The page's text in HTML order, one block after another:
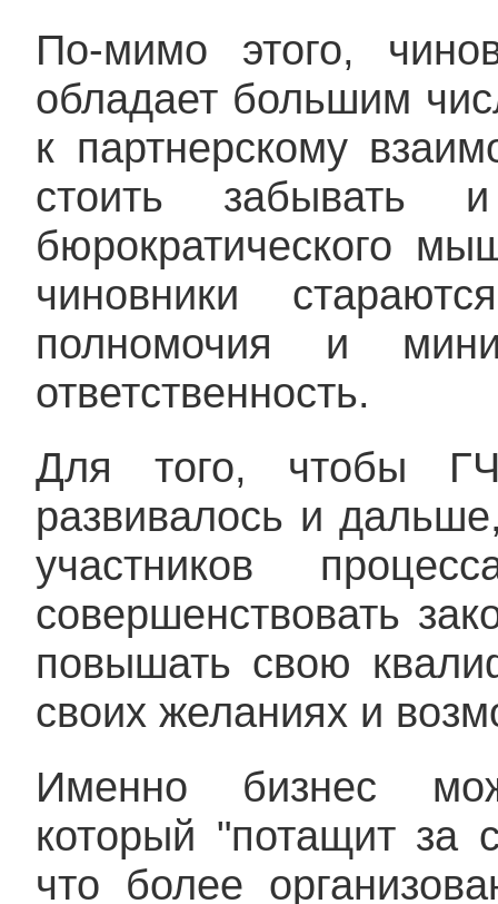
По-мимо этого,
обладает большим
к партнерскому
стоить забывать
бюрократического
чиновники
полномочия и
ответственность.
Для того, чтобы
развивалось и
участников
совершенствовать
повышать свою
своих желаниях и
Именно бизнес
который "потащит за
что более